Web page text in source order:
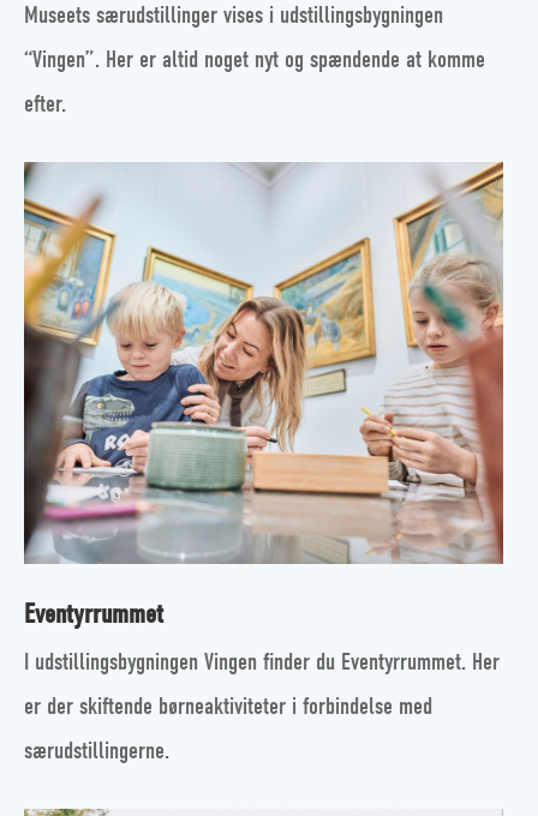
Museets særudstillinger vises i udstillingsbygningen
“Vingen”. Her er altid noget nyt og spændende at komme
efter.
Eventyrrummet
I udstillingsbygningen Vingen finder du Eventyrrummet. Her
er der skiftende børneaktiviteter i forbindelse med
særudstillingerne.